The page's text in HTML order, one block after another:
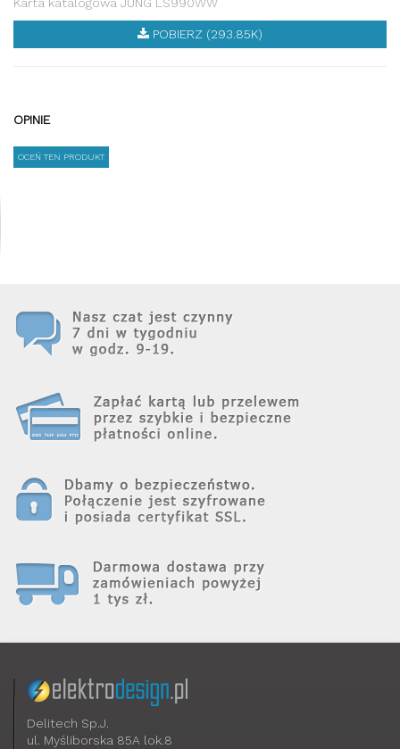
POBIERZ (293.85K)
OPINIE
OCEŃ TEN PRODUKT
Delitech Sp.J.
ul. Myśliborska 85A lok.8